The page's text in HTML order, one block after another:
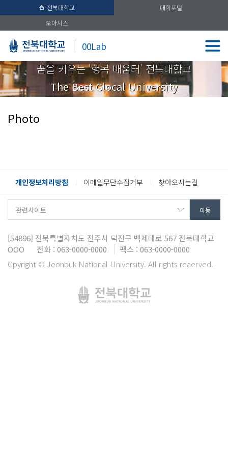
전북대학교
대학포털
오아시스
00Lab
꿈을 키우는 '행복 배움터' 전북대학교
The Best Glocal University
Photo
개인정보처리방침 이메일무단수집거부 찾아오시는길
[54896] 전북특별자치도 전주시 덕진구 백제대로 567 전북대학교
OOO
전화 : 063-0000-0000
팩스 : 063-0000-0000
Cpyright © Jeonbuk National University. All rights reaerved.